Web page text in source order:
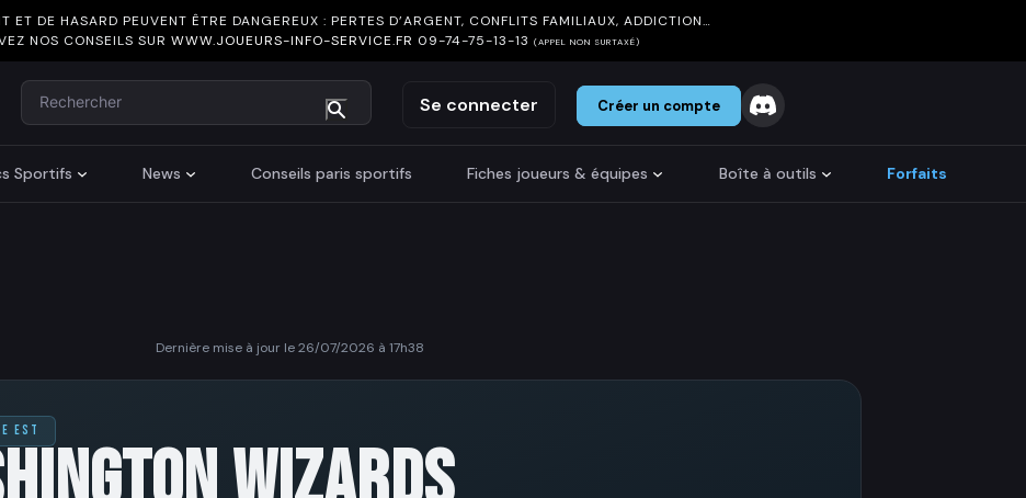
ET DE HASARD PEUVENT ÊTRE DANGEREUX : PERTES D’ARGENT, CONFLITS FAMILIAUX, ADDICTION…
NOS CONSEILS SUR WWW.JOUEURS-INFO-SERVICE.FR 09-74-75-13-13 (APPEL NON SURTAXÉ)
Rechercher
Se connecter Créer un compte
Sportifs News Conseils paris sportifs Fiches joueurs & équipes Boîte à outils Forfaits
Dernière mise à jour le 26/07/2026 à 17h38
EST